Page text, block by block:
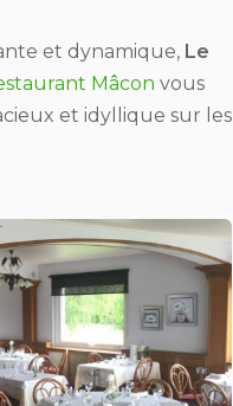
et dynamique, Le
Mâcon vous
et idyllique sur les